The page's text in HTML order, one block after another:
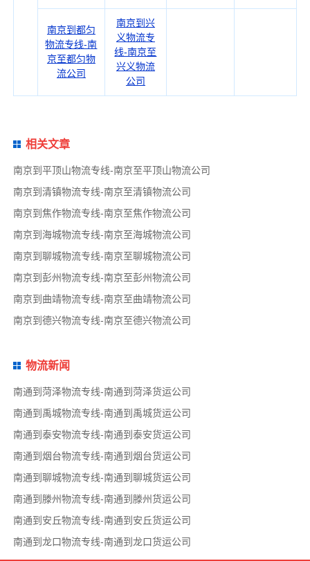
南京到都匀
物流专线-南
京至都匀物
流公司
南京到兴
义物流专
线-南京至
兴义物流
公司
相关文章
南京到平顶山物流专线-南京至平顶山物流公司
南京到清镇物流专线-南京至清镇物流公司
南京到焦作物流专线-南京至焦作物流公司
南京到海城物流专线-南京至海城物流公司
南京到聊城物流专线-南京至聊城物流公司
南京到彭州物流专线-南京至彭州物流公司
南京到曲靖物流专线-南京至曲靖物流公司
南京到德兴物流专线-南京至德兴物流公司
物流新闻
南通到菏泽物流专线-南通到菏泽货运公司
南通到禹城物流专线-南通到禹城货运公司
南通到泰安物流专线-南通到泰安货运公司
南通到烟台物流专线-南通到烟台货运公司
南通到聊城物流专线-南通到聊城货运公司
南通到滕州物流专线-南通到滕州货运公司
南通到安丘物流专线-南通到安丘货运公司
南通到龙口物流专线-南通到龙口货运公司